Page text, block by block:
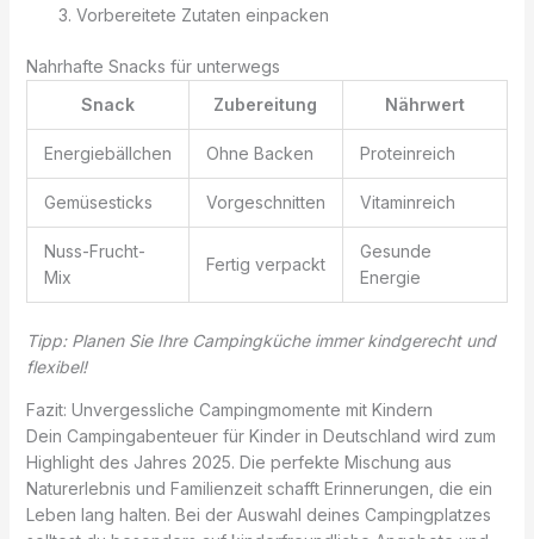
Vorbereitete Zutaten einpacken
Nahrhafte Snacks für unterwegs
Snack
Zubereitung Nährwert
Energiebällchen Ohne Backen Proteinreich
Gemüsesticks Vorgeschnitten Vitaminreich
Nuss-Frucht-
Mix
Fertig verpackt
Gesunde
Energie
Tipp: Planen Sie Ihre Campingküche immer kindgerecht und
flexibel!
Fazit: Unvergessliche Campingmomente mit Kindern
Dein Campingabenteuer für Kinder in Deutschland wird zum
Highlight des Jahres 2025. Die perfekte Mischung aus
Naturerlebnis und Familienzeit schafft Erinnerungen, die ein
Leben lang halten. Bei der Auswahl deines Campingplatzes